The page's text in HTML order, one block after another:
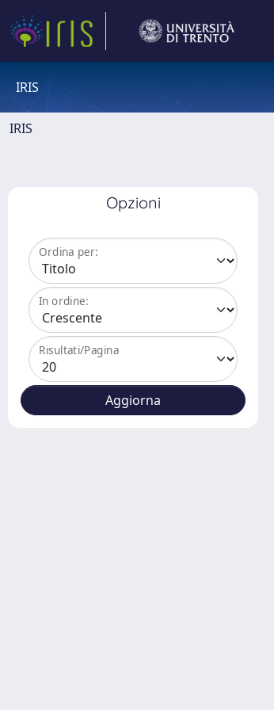
IRIS
IRIS
Opzioni
Ordina per:
In ordine:
Risultati/Pagina